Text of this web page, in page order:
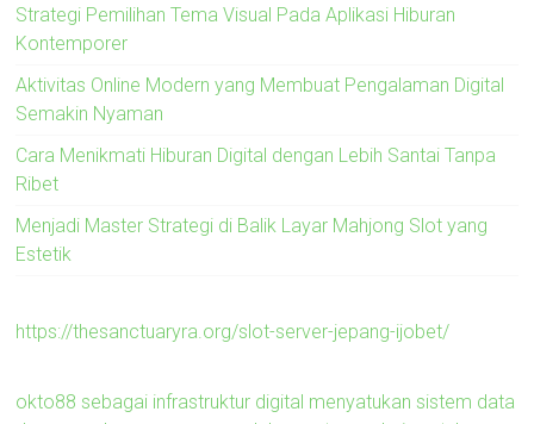
Strategi Pemilihan Tema Visual Pada Aplikasi Hiburan
Kontemporer
Aktivitas Online Modern yang Membuat Pengalaman Digital
Semakin Nyaman
Cara Menikmati Hiburan Digital dengan Lebih Santai Tanpa
Ribet
Menjadi Master Strategi di Balik Layar Mahjong Slot yang
Estetik
https://thesanctuaryra.org/slot-server-jepang-ijobet/
okto88 sebagai infrastruktur digital menyatukan sistem data